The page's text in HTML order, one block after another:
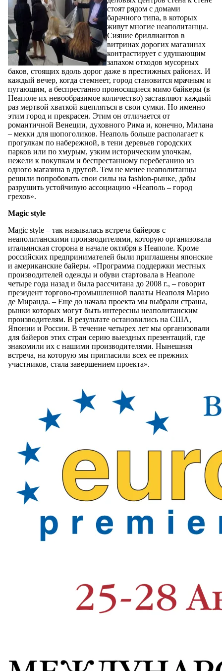
стоят рядом с домами
барачного типа, в которых
живут многие неаполитанцы.
Сияние бриллиантов в
витринах дорогих магазинах
контрастирует с удушающим
запахом отходов мусорных
баков, стоящих вдоль дорог даже в престижных районах. И
каждый вечер, когда стемнеет, город становится мрачным и
пугающим, а беспрестанно проносящиеся мимо байкеры (в
Неаполе их невообразимое количество) заставляют каждый
раз мертвой хваткой вцепляться в свои сумки. Но именно
этим город и прекрасен. Этим он отличается от
романтичной Венеции, духовного Рима и, конечно, Милана
– мекки для шопоголиков. Неаполь больше располагает к
прогулкам по набережной, в тени деревьев городских
парков или по хмурым, узким историческим улочкам,
нежели к покупкам и беспрестанному перебеганию из
одного магазина в другой. Тем не менее неаполитанцы
решили попробовать свои силы на fashion-рынке, дабы
разрушить устойчивую ассоциацию «Неаполь – город
грехов».
Magic style
Magic style – так называлась встреча байеров с
неаполитанскими производителями, которую организовала
итальянская сторона в начале октября в Неаполе. Кроме
российских предпринимателей были приглашены японские
и американские байеры. «Программа поддержки местных
производителей одежды и обуви стартовала в Неаполе
четыре года назад и была рассчитана до 2008 г., – говорит
президент торгово-промышленной палаты Неаполя Марио
де Миранда. – Еще до начала проекта мы выбрали страны,
рынки которых могут быть интересны неаполитанским
производителям. В результате остановились на США,
Японии и России. В течение четырех лет мы организовали
для байеров этих стран серию выездных презентаций, где
знакомили их с нашими производителями. Нынешняя
встреча, на которую мы пригласили всех ее прежних
участников, стала завершением проекта».